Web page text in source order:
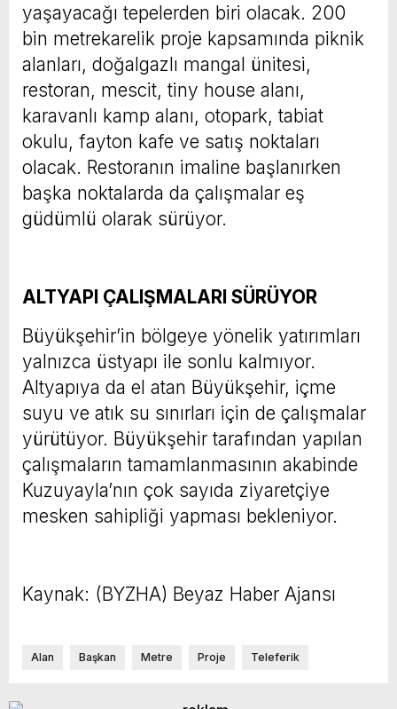
yaşayacağı tepelerden biri olacak. 200
bin metrekarelik proje kapsamında piknik
alanları, doğalgazlı mangal ünitesi,
restoran, mescit, tiny house alanı,
karavanlı kamp alanı, otopark, tabiat
okulu, fayton kafe ve satış noktaları
olacak. Restoranın imaline başlanırken
başka noktalarda da çalışmalar eş
güdümlü olarak sürüyor.
ALTYAPI ÇALIŞMALARI SÜRÜYOR
Büyükşehir’in bölgeye yönelik yatırımları
yalnızca üstyapı ile sonlu kalmıyor.
Altyapıya da el atan Büyükşehir, içme
suyu ve atık su sınırları için de çalışmalar
yürütüyor. Büyükşehir tarafından yapılan
çalışmaların tamamlanmasının akabinde
Kuzuyayla’nın çok sayıda ziyaretçiye
mesken sahipliği yapması bekleniyor.
Kaynak: (BYZHA) Beyaz Haber Ajansı
Alan Başkan Metre Proje Teleferik